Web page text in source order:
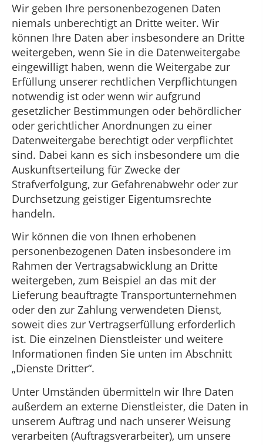
Wir geben Ihre personenbezogenen Daten
niemals unberechtigt an Dritte weiter. Wir
können Ihre Daten aber insbesondere an Dritte
weitergeben, wenn Sie in die Datenweitergabe
eingewilligt haben, wenn die Weitergabe zur
Erfüllung unserer rechtlichen Verpflichtungen
notwendig ist oder wenn wir aufgrund
gesetzlicher Bestimmungen oder behördlicher
oder gerichtlicher Anordnungen zu einer
Datenweitergabe berechtigt oder verpflichtet
sind. Dabei kann es sich insbesondere um die
Auskunftserteilung für Zwecke der
Strafverfolgung, zur Gefahrenabwehr oder zur
Durchsetzung geistiger Eigentumsrechte
handeln.
Wir können die von Ihnen erhobenen
personenbezogenen Daten insbesondere im
Rahmen der Vertragsabwicklung an Dritte
weitergeben, zum Beispiel an das mit der
Lieferung beauftragte Transportunternehmen
oder den zur Zahlung verwendeten Dienst,
soweit dies zur Vertragserfüllung erforderlich
ist. Die einzelnen Dienstleister und weitere
Informationen finden Sie unten im Abschnitt
„Dienste Dritter“.
Unter Umständen übermitteln wir Ihre Daten
außerdem an externe Dienstleister, die Daten in
unserem Auftrag und nach unserer Weisung
verarbeiten (Auftragsverarbeiter), um unsere